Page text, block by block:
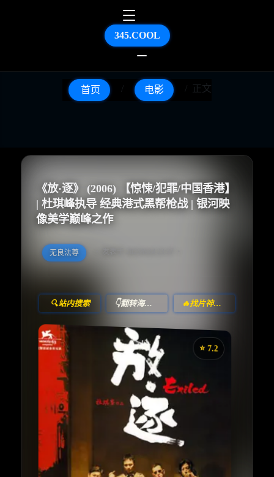
345.COOL
首页 电影 正文
《放·逐》 (2006) 【惊悚/犯罪/中国香港】
| 杜琪峰执导 经典港式黑帮枪战 | 银河映
像美学巅峰之作
无良法尊
🔍站内搜索 👇翻转海报！ 🔥找片神器🔥
⭐️ 7.2
《放·逐》
⭐
收藏
⭐️ 评分：7.2 | 🎬 2006年
夸克网盘